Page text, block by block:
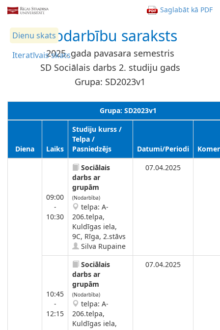
Saglabāt kā PDF
Dienu skats
Iteratīvais skats
Nodarbību saraksts
2025. gada pavasara semestris
SD Sociālais darbs 2. studiju gads
Grupa: SD2023v1
Grupa: SD2023v1
Diena Laiks
Studiju kurss /
Telpa /
Pasniedzējs
Datumi/Periodi
09:00
-
10:30
Sociālais
darbs ar
grupām
(Nodarbība)
telpa: A-
206.telpa,
Kuldīgas iela,
9C, Rīga, 2.stāvs
Silva Rupaine
07.04.2025
10:45
-
12:15
Sociālais
darbs ar
grupām
(Nodarbība)
telpa: A-
206.telpa,
Kuldīgas iela,
07.04.2025